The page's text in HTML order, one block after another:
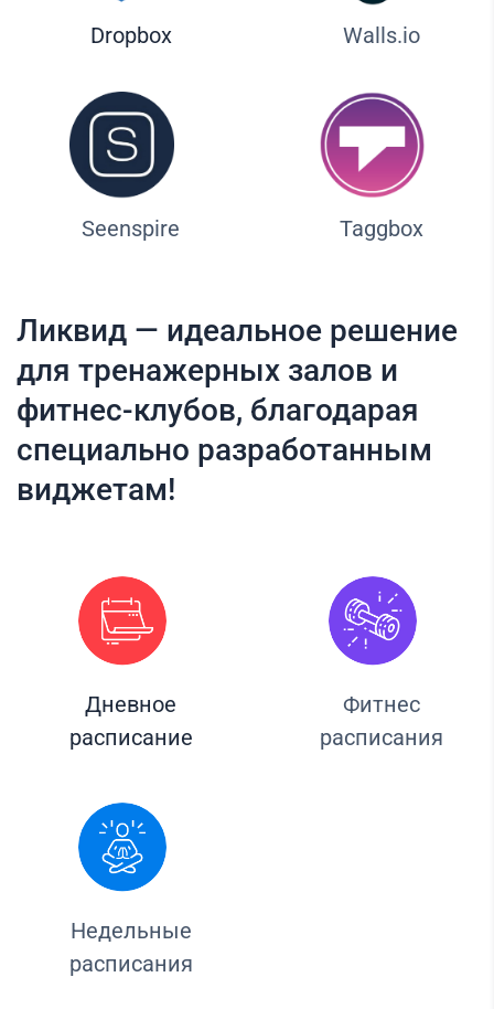
Dropbox Walls.io
Seenspire Taggbox
Ликвид — идеальное решение
для тренажерных залов и
фитнес-клубов, благодарая
специально разработанным
виджетам!
Дневное
расписание
Фитнес
расписания
Недельные
расписания